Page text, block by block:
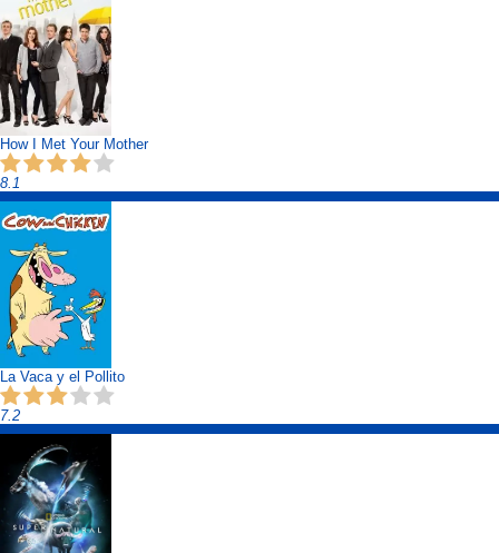
How I Met Your Mother
8.1
La Vaca y el Pollito
7.2